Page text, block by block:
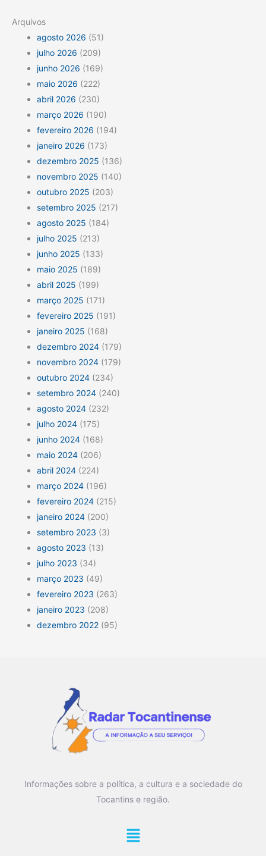
Arquivos
agosto 2026 (51)
julho 2026 (209)
junho 2026 (169)
maio 2026 (222)
abril 2026 (230)
março 2026 (190)
fevereiro 2026 (194)
janeiro 2026 (173)
dezembro 2025 (136)
novembro 2025 (140)
outubro 2025 (203)
setembro 2025 (217)
agosto 2025 (184)
julho 2025 (213)
junho 2025 (133)
maio 2025 (189)
abril 2025 (199)
março 2025 (171)
fevereiro 2025 (191)
janeiro 2025 (168)
dezembro 2024 (179)
novembro 2024 (179)
outubro 2024 (234)
setembro 2024 (240)
agosto 2024 (232)
julho 2024 (175)
junho 2024 (168)
maio 2024 (206)
abril 2024 (224)
março 2024 (196)
fevereiro 2024 (215)
janeiro 2024 (200)
setembro 2023 (3)
agosto 2023 (13)
julho 2023 (34)
março 2023 (49)
fevereiro 2023 (263)
janeiro 2023 (208)
dezembro 2022 (95)
Informações sobre a política, a cultura e a sociedade do
Tocantins e região.
Main